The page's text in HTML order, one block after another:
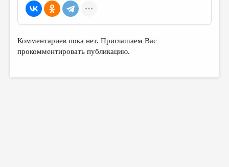
Комментариев пока нет. Приглашаем Вас
прокомментировать публикацию.